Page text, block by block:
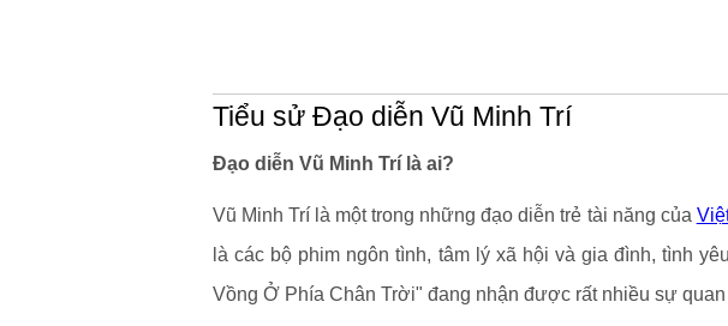
Tiểu sử Đạo diễn Vũ Minh Trí
Đạo diễn Vũ Minh Trí là ai?
Vũ Minh Trí là một trong những đạo diễn trẻ tài năng của
là các bộ phim ngôn tình, tâm lý xã hội và gia đình, tình
Vồng Ở Phía Chân Trời" đang nhận được rất nhiều sự